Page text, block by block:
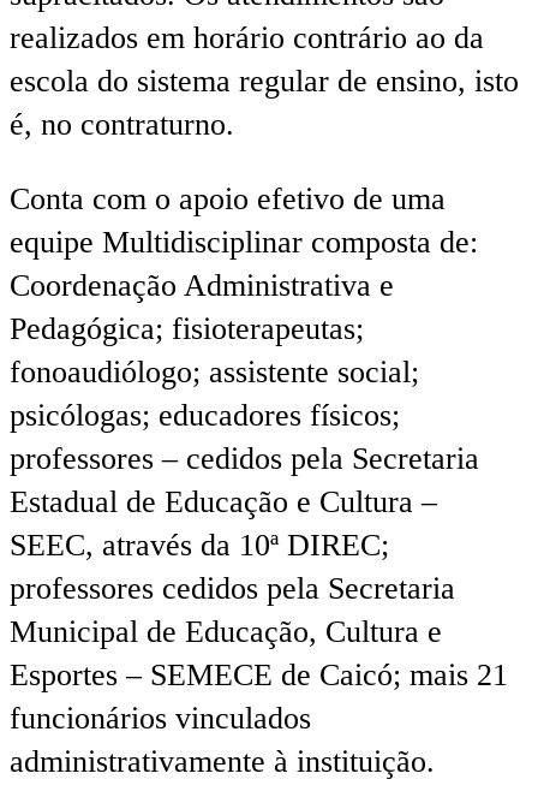
realizados em horário contrário ao da
escola do sistema regular de ensino, isto
é, no contraturno.
Conta com o apoio efetivo de uma
equipe Multidisciplinar composta de:
Coordenação Administrativa e
Pedagógica; fisioterapeutas;
fonoaudiólogo; assistente social;
psicólogas; educadores físicos;
professores – cedidos pela Secretaria
Estadual de Educação e Cultura –
SEEC, através da 10ª DIREC;
professores cedidos pela Secretaria
Municipal de Educação, Cultura e
Esportes – SEMECE de Caicó; mais 21
funcionários vinculados
administrativamente à instituição.